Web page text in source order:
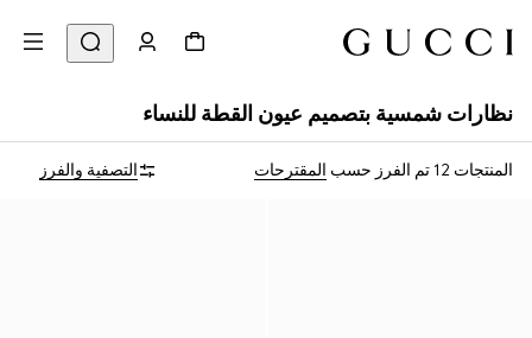
نظارات شمسية بتصميم عيون القطة للنساء
المنتجات 12 تم الفرز حسب المقترحات التصفية والفرز